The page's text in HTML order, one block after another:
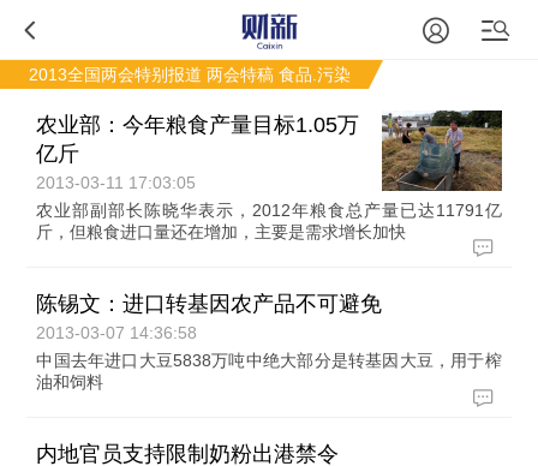
2013全国两会特别报道 两会特稿 食品.污染
农业部：今年粮食产量目标1.05万
亿斤
2013-03-11 17:03:05
农业部副部长陈晓华表示，2012年粮食总产量已达11791亿
斤，但粮食进口量还在增加，主要是需求增长加快
陈锡文：进口转基因农产品不可避免
2013-03-07 14:36:58
中国去年进口大豆5838万吨中绝大部分是转基因大豆，用于榨
油和饲料
内地官员支持限制奶粉出港禁令